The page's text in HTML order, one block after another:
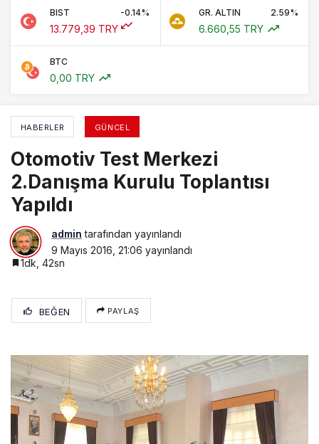
BIST -0.14%
13.779,39 TRY
GR. ALTIN 2.59%
6.660,55 TRY
BTC
0,00 TRY
HABERLER GÜNCEL
Otomotiv Test Merkezi
2.Danışma Kurulu Toplantısı
Yapıldı
admin tarafından yayınlandı
9 Mayıs 2016, 21:06 yayınlandı
1dk, 42sn
BEĞEN PAYLAŞ